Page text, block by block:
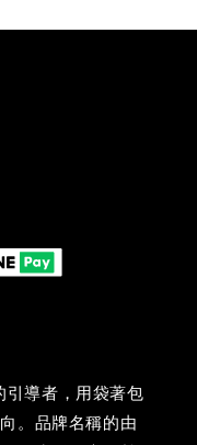
引導者，用袋著包
。品牌名稱的由